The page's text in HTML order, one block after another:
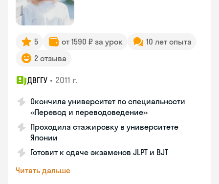
5 от 1590 ₽ за урок
10 лет опыта
2 отзыва
ДВГГУ • 2011 г.
Окончила университет по специальности
«Перевод и переводоведение»
Проходила стажировку в университете
Японии
Готовит к сдаче экзаменов JLPT и BJT
Читать дальше